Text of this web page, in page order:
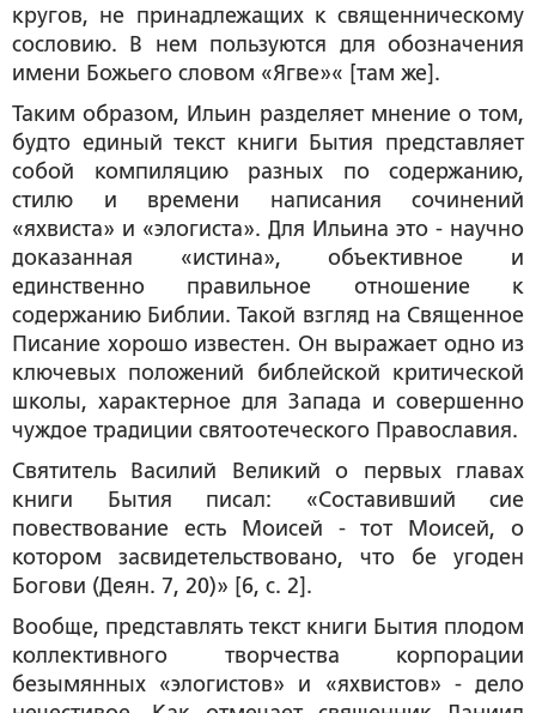
кругов, не принадлежащих к священническому
сословию. В нем пользуются для обозначения
имени Божьего словом «Ягве»« [там же].
Таким образом, Ильин разделяет мнение о том,
будто единый текст книги Бытия представляет
собой компиляцию разных по содержанию,
стилю и времени написания сочинений
«яхвиста» и «элогиста». Для Ильина это - научно
доказанная «истина», объективное и
единственно правильное отношение к
содержанию Библии. Такой взгляд на Священное
Писание хорошо известен. Он выражает одно из
ключевых положений библейской критической
школы, характерное для Запада и совершенно
чуждое традиции святоотеческого Православия.
Святитель Василий Великий о первых главах
книги Бытия писал: «Составивший сие
повествование есть Моисей - тот Моисей, о
котором засвидетельствовано, что бе угоден
Богови (Деян. 7, 20)» [6, с. 2].
Вообще, представлять текст книги Бытия плодом
коллективного творчества корпорации
безымянных «элогистов» и «яхвистов» - дело